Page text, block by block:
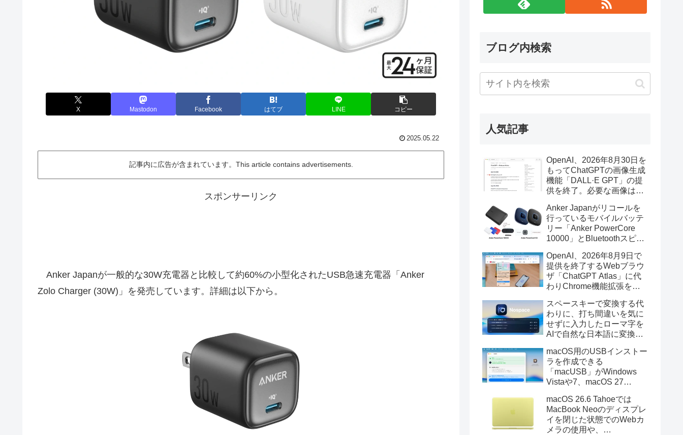
X Mastodon Facebook はてブ LINE コピー
2025.05.22
記事内に広告が含まれています。This article contains advertisements.
スポンサーリンク
Anker Japanが一般的な30W充電器と比較して約60%の小型化されたUSB急速充電器「Anker
Zolo Charger (30W)」を発売しています。詳細は以下から。
ブログ内検索
人気記事
OpenAI、2026年8月30日を
もってChatGPTの画像生成
機能「DALL·E GPT」の提
供を終了。必要な画像は期
Anker Japanがリコールを
行っているモバイルバッテ
リー「Anker PowerCore
10000」とBluetoothスピー
辺を焼損する火災が6月に3
件発生していたそうなので
注意を。
OpenAI、2026年8月9日で
提供を終了するWebブラウ
ザ「ChatGPT Atlas」に代
わりChrome機能拡張をア
画の質問やAsk ChatGPT機
能を追加。
スペースキーで変換する代
わりに、打ち間違いを気に
せずに入力したローマ字を
AIで自然な日本語に変換し
力アプリ「Nospace」がリ
リース。
macOS用のUSBインストー
ラを作成できる
「macUSB」がWindows
Vistaや7、macOS 27
トーラの作成に対応。
macOS 26.6 Tahoeでは
MacBook Neoのディスプレ
イを閉じた状態でのWebカ
メラの使用や、